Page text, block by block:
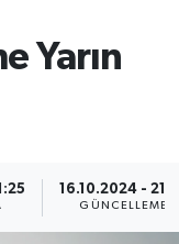
Yarın
16.10.2024 -
GÜNCELLEME
ve Fikstür